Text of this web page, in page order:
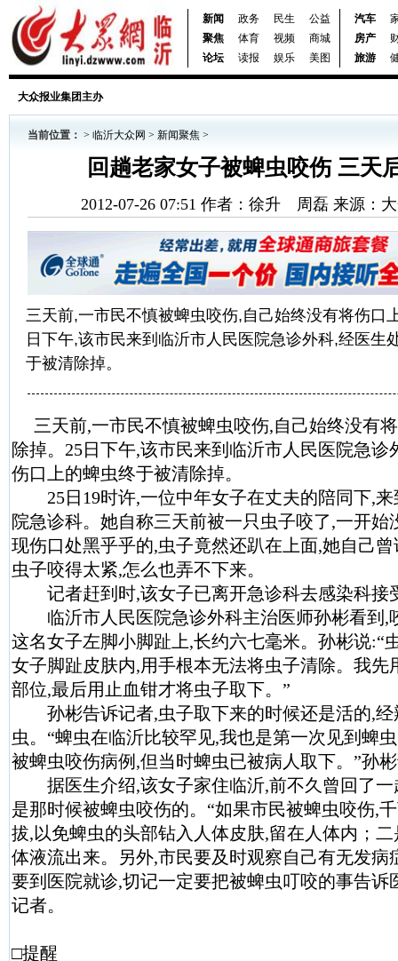
新闻 政务 民生
公益
聚焦
体育 视频
商城
论坛
读报 娱乐 美图
汽车
房产
旅游
大众报业集团主办
当前位置： > 临沂大众网 > 新闻聚焦 >
回趟老家女子被蜱虫咬伤 三天
2012-07-26 07:51 作者：徐升 周磊 来源：
三天前,一市民不慎被蜱虫咬伤,自己始终没有将伤口
日下午,该市民来到临沂市人民医院急诊外科,经医生
于被清除掉。
三天前,一市民不慎被蜱虫咬伤,自己始终没有
除掉。25日下午,该市民来到临沂市人民医院急诊
伤口上的蜱虫终于被清除掉。
25日19时许,一位中年女子在丈夫的陪同下,来
院急诊科。她自称三天前被一只虫子咬了,一开始
现伤口处黑乎乎的,虫子竟然还趴在上面,她自己
虫子咬得太紧,怎么也弄不下来。
记者赶到时,该女子已离开急诊科去感染科接
临沂市人民医院急诊外科主治医师孙彬看到,
这名女子左脚小脚趾上,长约六七毫米。孙彬说:“
女子脚趾皮肤内,用手根本无法将虫子清除。我先
部位,最后用止血钳才将虫子取下。”
孙彬告诉记者,虫子取下来的时候还是活的,经
虫。“蜱虫在临沂比较罕见,我也是第一次见到蜱
被蜱虫咬伤病例,但当时蜱虫已被病人取下。”孙
据医生介绍,该女子家住临沂,前不久曾回了一
是那时候被蜱虫咬伤的。“如果市民被蜱虫咬伤,
拔,以免蜱虫的头部钻入人体皮肤,留在人体内；
体液流出来。另外,市民要及时观察自己有无发病
要到医院就诊,切记一定要把被蜱虫叮咬的事告诉
记者。
□提醒